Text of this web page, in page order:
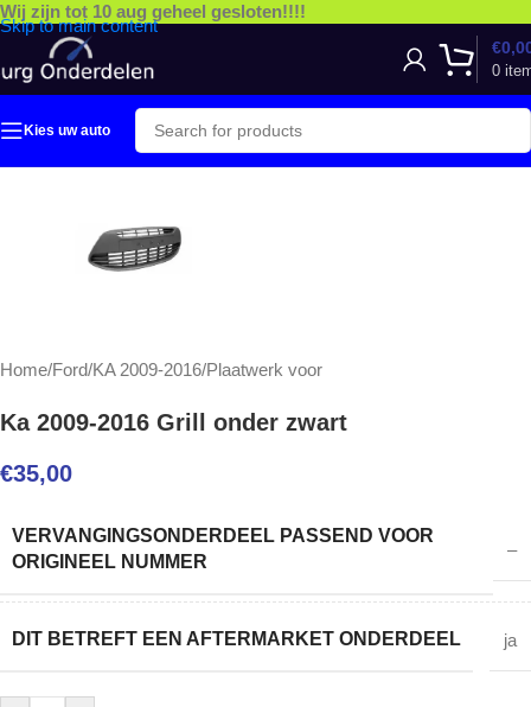
Skip to main content
Wij zijn tot 10 aug geheel gesloten!!!!
0
€
Kies uw auto
Home/Ford/KA 2009-2016/Plaatwerk voor
Ka 2009-2016 Grill onder zwart
€35,00
VERVANGINGSONDERDEEL PASSEND VOOR
ORIGINEEL NUMMER
–
DIT BETREFT EEN AFTERMARKET ONDERDEEL ja